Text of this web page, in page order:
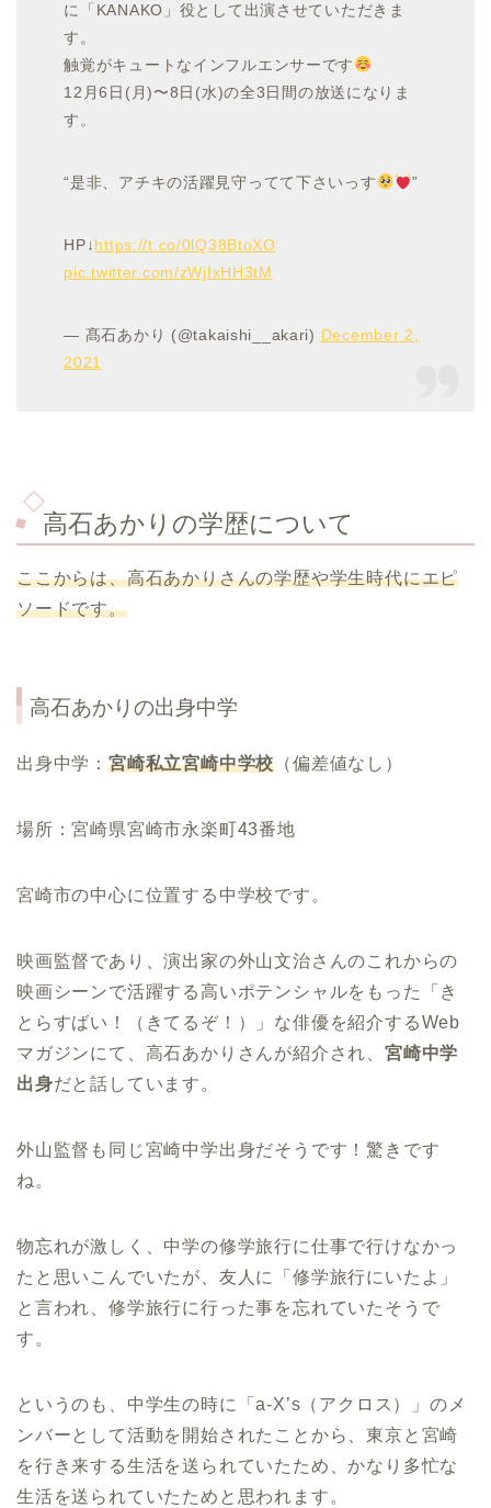
に「KANAKO」役として出演させていただきま
す。
触覚がキュートなインフルエンサーです
12月6日(月)〜8日(水)の全3日間の放送になりま
す。
“是非、アチキの活躍見守ってて下さいっす ”
HP↓https://t.co/0lQ38BtoXO
pic.twitter.com/zWjIxHH3tM
— 髙石あかり (@takaishi__akari) December 2,
2021
高石あかりの学歴について
ここからは、高石あかりさんの学歴や学生時代にエピ
ソードです。
高石あかりの出身中学
出身中学： 宮崎私立宮崎中学校 （偏差値なし）
場所：宮崎県宮崎市永楽町43番地
宮崎市の中心に位置する中学校です。
映画監督であり、演出家の外山文治さんのこれからの
映画シーンで活躍する高いポテンシャルをもった「き
とらすばい！（きてるぞ！）」な俳優を紹介するWeb
マガジンにて、高石あかりさんが紹介され、 宮崎中学
出身だと話しています。
外山監督も同じ宮崎中学出身だそうです！驚きです
ね。
物忘れが激しく、中学の修学旅行に仕事で行けなかっ
たと思いこんでいたが、友人に「修学旅行にいたよ」
と言われ、修学旅行に行った事を忘れていたそうで
す。
というのも、中学生の時に「a-X’s（アクロス）」のメ
ンバーとして活動を開始されたことから、東京と宮崎
を行き来する生活を送られていたため、かなり多忙な
生活を送られていたためと思われます。